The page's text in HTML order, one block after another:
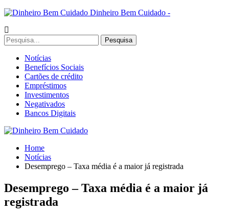
Dinheiro Bem Cuidado -
Notícias
Benefícios Sociais
Cartões de crédito
Empréstimos
Investimentos
Negativados
Bancos Digitais
Home
Notícias
Desemprego – Taxa média é a maior já registrada
Desemprego – Taxa média é a maior já
registrada